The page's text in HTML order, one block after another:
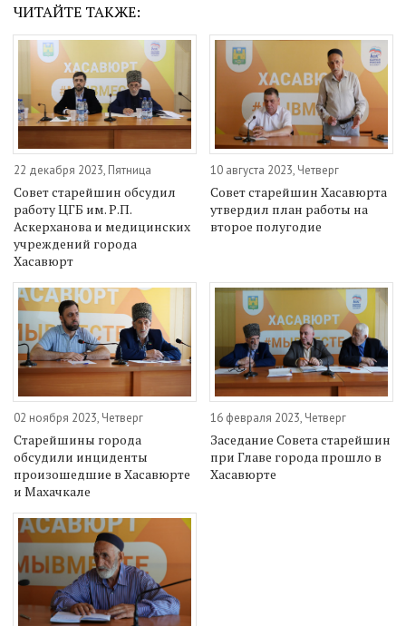
ЧИТАЙТЕ ТАКЖЕ:
22 декабря 2023, Пятница
Совет старейшин обсудил
работу ЦГБ им. Р.П.
Аскерханова и медицинских
учреждений города
Хасавюрт
10 августа 2023, Четверг
Совет старейшин Хасавюрта
утвердил план работы на
второе полугодие
02 ноября 2023, Четверг
Старейшины города
обсудили инциденты
произошедшие в Хасавюрте
и Махачкале
16 февраля 2023, Четверг
Заседание Совета старейшин
при Главе города прошло в
Хасавюрте